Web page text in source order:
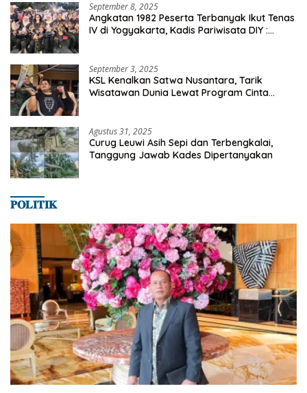
September 8, 2025
Angkatan 1982 Peserta Terbanyak Ikut Tenas
IV di Yogyakarta, Kadis Pariwisata DIY :
September 3, 2025
KSL Kenalkan Satwa Nusantara, Tarik
Wisatawan Dunia Lewat Program Cinta
Agustus 31, 2025
Curug Leuwi Asih Sepi dan Terbengkalai,
Tanggung Jawab Kades Dipertanyakan
𝐏𝐎𝐋𝐈𝐓𝐈𝐊